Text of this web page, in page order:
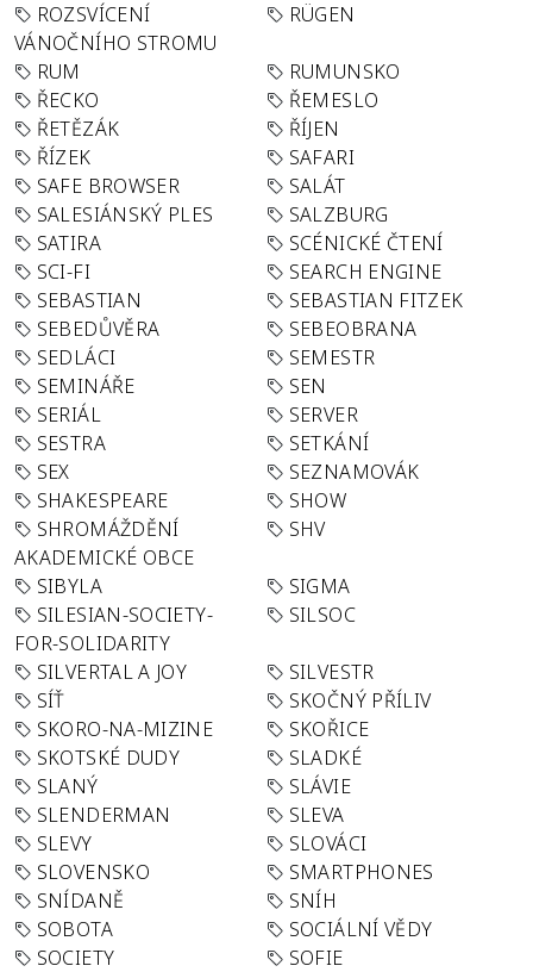
ROZSVÍCENÍ
VÁNOČNÍHO STROMU
RÜGEN
RUM
RUMUNSKO
ŘECKO
ŘEMESLO
ŘETĚZÁK
ŘÍJEN
ŘÍZEK
SAFARI
SAFE BROWSER
SALÁT
SALESIÁNSKÝ PLES
SALZBURG
SATIRA
SCÉNICKÉ ČTENÍ
SCI-FI
SEARCH ENGINE
SEBASTIAN
SEBASTIAN FITZEK
SEBEDŮVĚRA
SEBEOBRANA
SEDLÁCI
SEMESTR
SEMINÁŘE
SEN
SERIÁL
SERVER
SESTRA
SETKÁNÍ
SEX
SEZNAMOVÁK
SHAKESPEARE
SHOW
SHROMÁŽDĚNÍ
AKADEMICKÉ OBCE
SHV
SIBYLA
SIGMA
SILESIAN-SOCIETY-
FOR-SOLIDARITY
SILSOC
SILVERTAL A JOY
SILVESTR
SÍŤ
SKOČNÝ PŘÍLIV
SKORO-NA-MIZINE
SKOŘICE
SKOTSKÉ DUDY
SLADKÉ
SLANÝ
SLÁVIE
SLENDERMAN
SLEVA
SLEVY
SLOVÁCI
SLOVENSKO
SMARTPHONES
SNÍDANĚ
SNÍH
SOBOTA
SOCIÁLNÍ VĚDY
SOCIETY
SOFIE